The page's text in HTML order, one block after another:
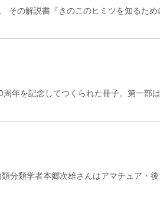
その解説書『きのこのヒミツを知るた
年を記念してつくられた冊子。第一部
分類学者本郷次雄さんはアマチュア・